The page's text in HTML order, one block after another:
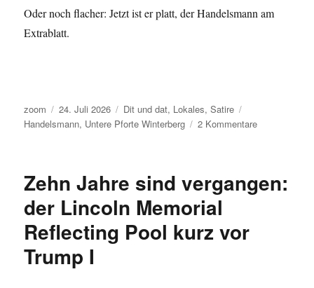
Oder noch flacher: Jetzt ist er platt, der Handelsmann am
Extrablatt.
Autor
zoom
Veröffentlicht
am
24. Juli 2026 Kategorien
Dit und dat, Lokales,Satire
Handelsmann, Untere Pforte Winterberg 2 Kommentarezu
als
Lobbe-
Zehn Jahre sind vergangen:
der Lincoln Memorial
Reflecting Pool kurz vor
Trump I